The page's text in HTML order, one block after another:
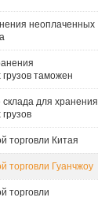
неоплаченных
таможен
для хранения
торговли Китая
торговли Гуанчжоу
торговли